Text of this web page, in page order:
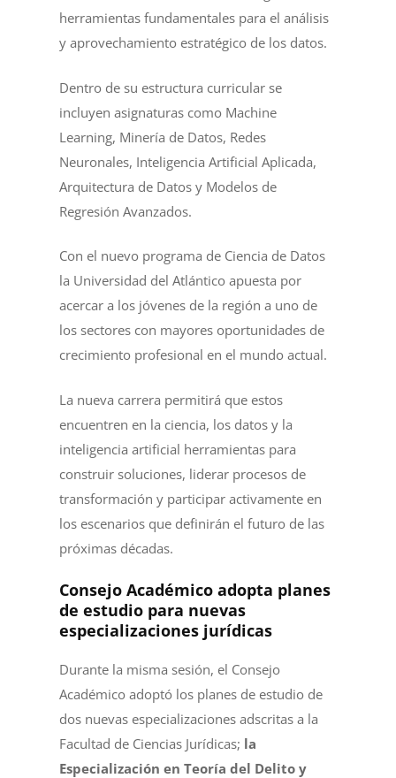
herramientas fundamentales para el análisis
y aprovechamiento estratégico de los datos.
Dentro de su estructura curricular se
incluyen asignaturas como Machine
Learning, Minería de Datos, Redes
Neuronales, Inteligencia Artificial Aplicada,
Arquitectura de Datos y Modelos de
Regresión Avanzados.
Con el nuevo programa de Ciencia de Datos
la Universidad del Atlántico apuesta por
acercar a los jóvenes de la región a uno de
los sectores con mayores oportunidades de
crecimiento profesional en el mundo actual.
La nueva carrera permitirá que estos
encuentren en la ciencia, los datos y la
inteligencia artificial herramientas para
construir soluciones, liderar procesos de
transformación y participar activamente en
los escenarios que definirán el futuro de las
próximas décadas.
Consejo Académico adopta planes
de estudio para nuevas
especializaciones jurídicas
Durante la misma sesión, el Consejo
Académico adoptó los planes de estudio de
dos nuevas especializaciones adscritas a la
Facultad de Ciencias Jurídicas; la
Especialización en Teoría del Delito y